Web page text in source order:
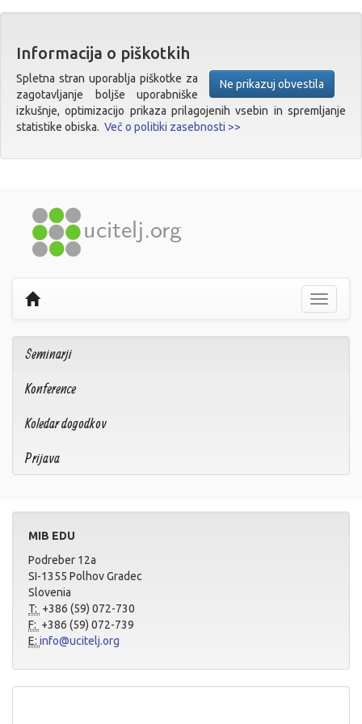
Informacija o piškotkih
Ne prikazuj obvestila
Spletna stran uporablja piškotke za
zagotavljanje boljše uporabniške
izkušnje, optimizacijo prikaza prilagojenih vsebin in spremljanje
statistike obiska. Več o politiki zasebnosti >>
Prikaži
Seminarji
Konference
Koledar dogodkov
Prijava
MIB EDU
Podreber 12a
SI-1355 Polhov Gradec
Slovenia
T: +386 (59) 072-730
F: +386 (59) 072-739
E: info@ucitelj.org